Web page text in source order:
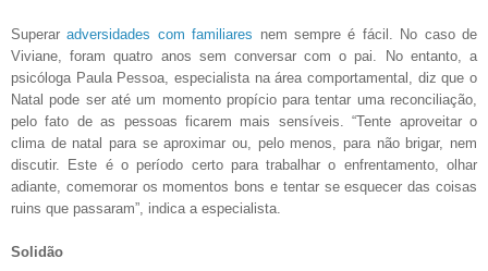
Superaradversidades com familiares nem sempre é fácil. No caso de
Viviane, foram quatro anos sem conversar com o pai. No entanto, a
psicóloga Paula Pessoa, especialista na área comportamental, diz que o
Natal pode ser até um momento propício para tentar uma reconciliação,
pelo fato de as pessoas ficarem mais sensíveis. “Tente aproveitar o
clima de natal para se aproximar ou, pelo menos, para não brigar, nem
discutir. Este é o período certo para trabalhar o enfrentamento, olhar
adiante, comemorar os momentos bons e tentar se esquecer das coisas
ruins que passaram”, indica a especialista.
Solidão